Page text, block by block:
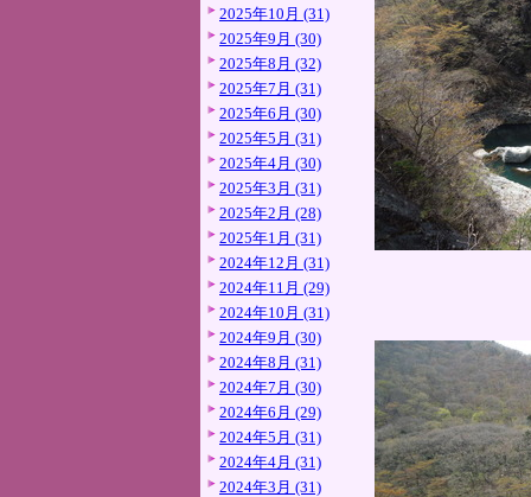
2025年10月 (31)
2025年9月 (30)
2025年8月 (32)
2025年7月 (31)
2025年6月 (30)
2025年5月 (31)
2025年4月 (30)
2025年3月 (31)
2025年2月 (28)
2025年1月 (31)
2024年12月 (31)
2024年11月 (29)
2024年10月 (31)
2024年9月 (30)
2024年8月 (31)
2024年7月 (30)
2024年6月 (29)
2024年5月 (31)
2024年4月 (31)
2024年3月 (31)